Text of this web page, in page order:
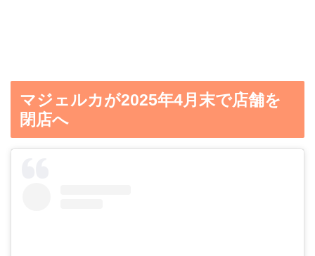
マジェルカが2025年4月末で店舗を
閉店へ